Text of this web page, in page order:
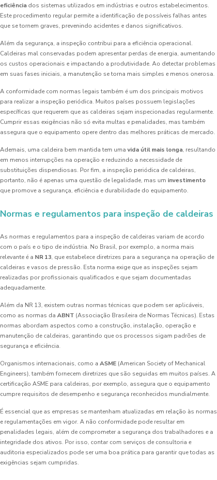
eficiência dos sistemas utilizados em indústrias e outros estabelecimentos.
Este procedimento regular permite a identificação de possíveis falhas antes
que se tornem graves, prevenindo acidentes e danos significativos.
Além da segurança, a inspeção contribui para a eficiência operacional.
Caldeiras mal conservadas podem apresentar perdas de energia, aumentando
os custos operacionais e impactando a produtividade. Ao detectar problemas
em suas fases iniciais, a manutenção se torna mais simples e menos onerosa.
A conformidade com normas legais também é um dos principais motivos
para realizar a inspeção periódica. Muitos países possuem legislações
específicas que requerem que as caldeiras sejam inspecionadas regularmente.
Cumprir essas exigências não só evita multas e penalidades, mas também
assegura que o equipamento opere dentro das melhores práticas de mercado.
Ademais, uma caldeira bem mantida tem uma vida útil mais longa, resultando
em menos interrupções na operação e reduzindo a necessidade de
substituições dispendiosas. Por fim, a inspeção periódica de caldeiras,
portanto, não é apenas uma questão de legalidade, mas um investimento
que promove a segurança, eficiência e durabilidade do equipamento.
Normas e regulamentos para inspeção de caldeiras
As normas e regulamentos para a inspeção de caldeiras variam de acordo
com o país e o tipo de indústria. No Brasil, por exemplo, a norma mais
relevante é a NR 13, que estabelece diretrizes para a segurança na operação de
caldeiras e vasos de pressão. Esta norma exige que as inspeções sejam
realizadas por profissionais qualificados e que sejam documentadas
adequadamente.
Além da NR 13, existem outras normas técnicas que podem ser aplicáveis,
como as normas da ABNT (Associação Brasileira de Normas Técnicas). Estas
normas abordam aspectos como a construção, instalação, operação e
manutenção de caldeiras, garantindo que os processos sigam padrões de
segurança e eficiência.
Organismos internacionais, como a ASME (American Society of Mechanical
Engineers), também fornecem diretrizes que são seguidas em muitos países. A
certificação ASME para caldeiras, por exemplo, assegura que o equipamento
cumpre requisitos de desempenho e segurança reconhecidos mundialmente.
É essencial que as empresas se mantenham atualizadas em relação às normas
e regulamentações em vigor. A não conformidade pode resultar em
penalidades legais, além de comprometer a segurança dos trabalhadores e a
integridade dos ativos. Por isso, contar com serviços de consultoria e
auditoria especializados pode ser uma boa prática para garantir que todas as
exigências sejam cumpridas.